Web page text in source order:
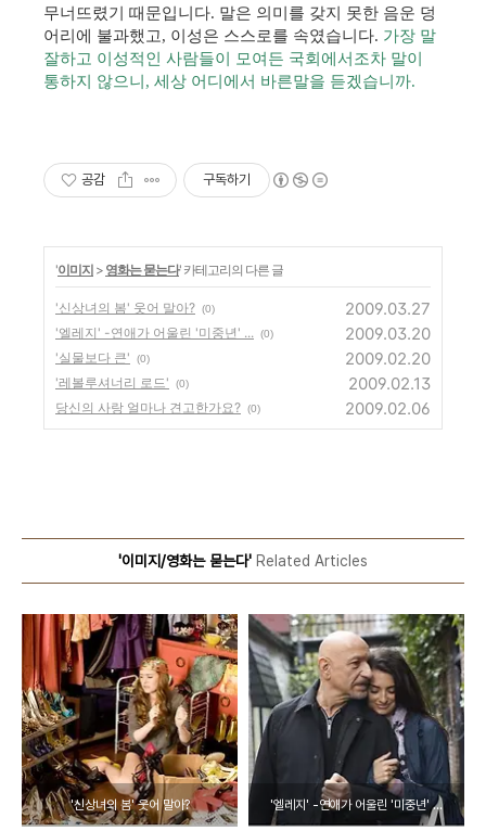
무너뜨렸기 때문입니다. 말은 의미를 갖지 못한 음운 덩
어리에 불과했고, 이성은 스스로를 속였습니다. 가장 말
잘하고 이성적인 사람들이 모여든 국회에서조차 말이
통하지 않으니, 세상 어디에서 바른말을 듣겠습니까.
공감 구독하기
'이미지 > 영화는 묻는다' 카테고리의 다른 글
'신상녀의 봄' 웃어 말아? (0) 2009.03.27
'엘레지' -연애가 어울린 '미중년' ... (0) 2009.03.20
'실물보다 큰' (0) 2009.02.20
'레볼루셔너리 로드' (0) 2009.02.13
당신의 사랑 얼마나 견고한가요? (0) 2009.02.06
'이미지/영화는 묻는다' Related Articles
'신상녀의 봄' 웃어 말아? '엘레지' -연애가 어울린 '미중년' ...